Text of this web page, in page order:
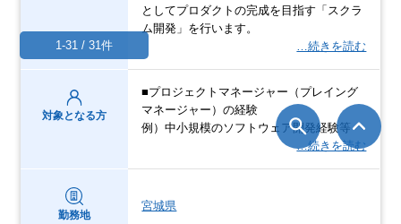
としてプロダクトの完成を目指す「スクラ
ム開発」を行います。
…続きを読む
対象となる方
■プロジェクトマネージャー（プレイング
マネージャー）の経験
例）中小規模のソフトウェア開発経験等
…続きを読む
勤務地
宮城県
1-31 / 31件